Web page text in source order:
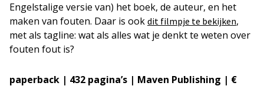
Engelstalige versie van) het boek, de auteur, en het
maken van fouten. Daar is ook dit filmpje te bekijken,
met als tagline: wat als alles wat je denkt te weten over
fouten fout is?
paperback | 432 pagina’s | Maven Publishing | €